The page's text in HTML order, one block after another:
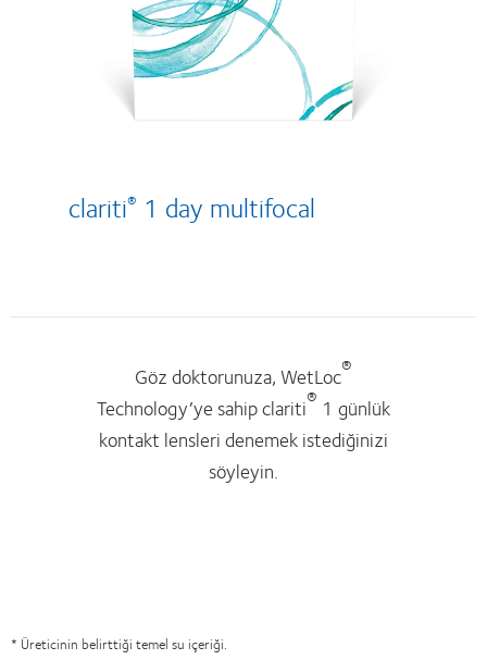
clariti® 1 day multifocal
Göz doktorunuza, WetLoc®
Technology’ye sahip clariti® 1 günlük
kontakt lensleri denemek istediğinizi
söyleyin.
* Üreticinin belirttiği temel su içeriği.